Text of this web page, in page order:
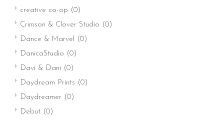
creative co-op (0)
Crimson & Clover Studio (0)
Dance & Marvel (0)
DanicaStudio (0)
Davi & Dani (0)
Daydream Prints (0)
Daydreamer (0)
Debut (0)